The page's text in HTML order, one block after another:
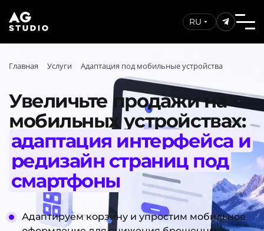
RU
Главная Услуги Адаптация под мобильные устройства
Увеличьте продажи на
мобильных устройствах:
адаптация интерфейса и
редизайн страниц под
смартфоны
Адаптируем корзину и упростим мобильное